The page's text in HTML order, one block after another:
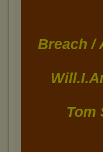
Breach /
Tom